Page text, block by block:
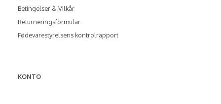
Betingelser & Vilkår
Returneringsformular
Fødevarestyrelsens kontrolrapport
KONTO